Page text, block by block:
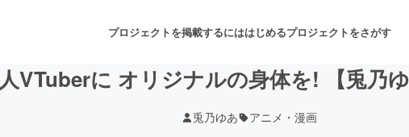
プロジェクトを掲載するにははじめるプロジェクトをさがす
VTuberに オリジナルの身体を! 【兎乃
兎乃ゆあ アニメ・漫画